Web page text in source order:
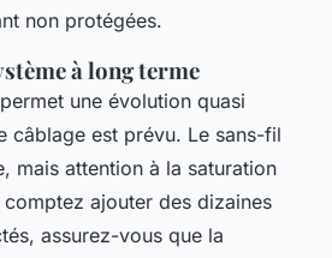
non protégées.
à long terme
une évolution quasi
câblage est prévu. Le sans-fil
mais attention à la saturation
ajouter des dizaines
assurez-vous que la